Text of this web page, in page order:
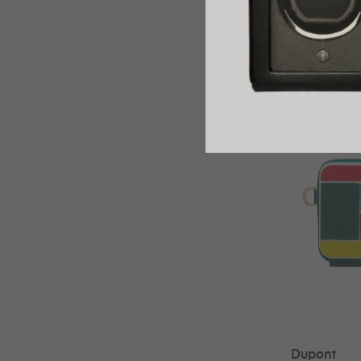
Lamy
STYLO
BLEU NUIT
389,00 €
Dupont